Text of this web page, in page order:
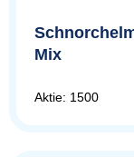
Mix
Aktie: 1500